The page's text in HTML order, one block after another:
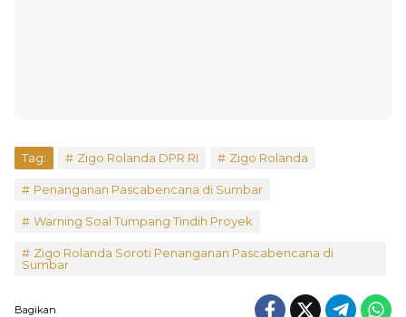
Tag: Zigo Rolanda DPR RI Zigo Rolanda
Penanganan Pascabencana di Sumbar
Warning Soal Tumpang Tindih Proyek
Zigo Rolanda Soroti Penanganan Pascabencana di
Sumbar
Bagikan